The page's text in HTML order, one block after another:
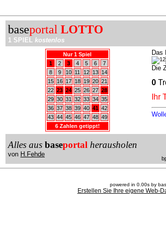
baseportal LOTTO
1 SPIEL kostenlos
Nur 1 Spiel
1
2 3 4 5 6
7
8
9 10 11 12 13
14
15
16 17 18 19 20 21
22 23 24 25 26 27 28
29 30 31 32 33 34 35
36 37 38 39 40 41 42
43 44 45 46 47 48 49
6 Zahlen getippt!
Das
Die
0
Ihr
Alles aus baseportal herausholen
von H.Fehde
powered in 0.00s by
Erstellen Sie Ihre eigene Web-